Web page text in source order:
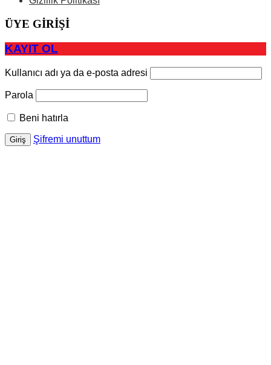
ÜYE GİRİŞİ
KAYIT OL
Kullanıcı adı ya da e-posta adresi
Parola
Beni hatırla
Şifremi unuttum